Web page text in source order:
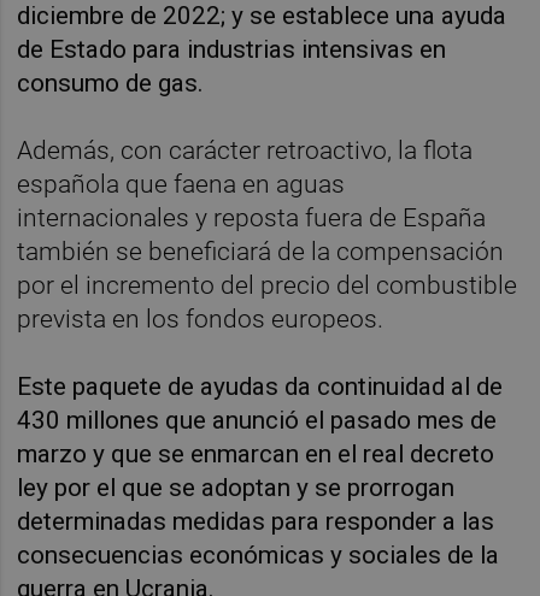
diciembre de 2022; y se establece una ayuda
de Estado para industrias intensivas en
consumo de gas.
Además, con carácter retroactivo, la flota
española que faena en aguas
internacionales y reposta fuera de España
también se beneficiará de la compensación
por el incremento del precio del combustible
prevista en los fondos europeos.
Este paquete de ayudas da continuidad al de
430 millones que anunció el pasado mes de
marzo y que se enmarcan en el real decreto
ley por el que se adoptan y se prorrogan
determinadas medidas para responder a las
consecuencias económicas y sociales de la
guerra en Ucrania.